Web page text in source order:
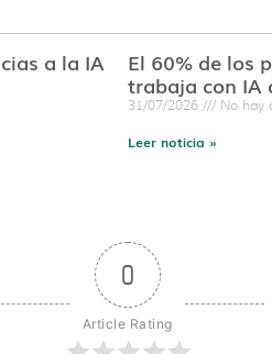
a la IA
El 60% de los
trabaja con IA
31/07/2026 No hay
Leer noticia »
0
Article Rating